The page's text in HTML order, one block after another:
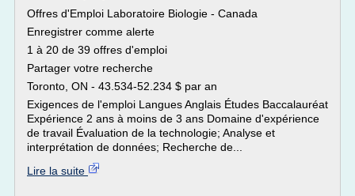
Offres d'Emploi Laboratoire Biologie - Canada
Enregistrer comme alerte
1 à 20 de 39 offres d'emploi
Partager votre recherche
Toronto, ON - 43.534-52.234 $ par an
Exigences de l'emploi Langues Anglais Études Baccalauréat
Expérience 2 ans à moins de 3 ans Domaine d'expérience
de travail Évaluation de la technologie; Analyse et
interprétation de données; Recherche de...
Lire la suite